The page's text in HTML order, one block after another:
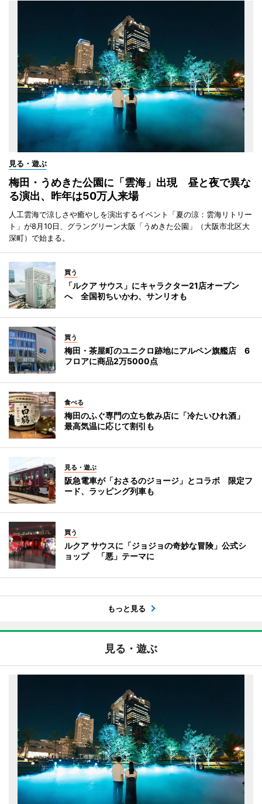
見る・遊ぶ
梅田・うめきた公園に「雲海」出現 昼と夜で異な
る演出、昨年は50万人来場
人工雲海で涼しさや癒やしを演出するイベント「夏の涼：雲海リトリー
ト」が8月10日、グラングリーン大阪「うめきた公園」（大阪市北区大
深町）で始まる。
買う
「ルクア サウス」にキャラクター21店オープン
へ 全国初ちいかわ、サンリオも
買う
梅田・茶屋町のユニクロ跡地にアルペン旗艦店 6
フロアに商品2万5000点
食べる
梅田のふぐ専門の立ち飲み店に「冷たいひれ酒」
最高気温に応じて割引も
見る・遊ぶ
阪急電車が「おさるのジョージ」とコラボ 限定フ
ード、ラッピング列車も
買う
ルクア サウスに「ジョジョの奇妙な冒険」公式シ
ョップ 「悪」テーマに
もっと見る
見る・遊ぶ